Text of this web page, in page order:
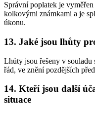
Správní poplatek je
kolkovými známkami a je
úkonu.
13. Jaké jsou lhůty
Lhůty jsou řešeny v souladu
řád, ve znění pozdějších
14. Kteří jsou další
situace